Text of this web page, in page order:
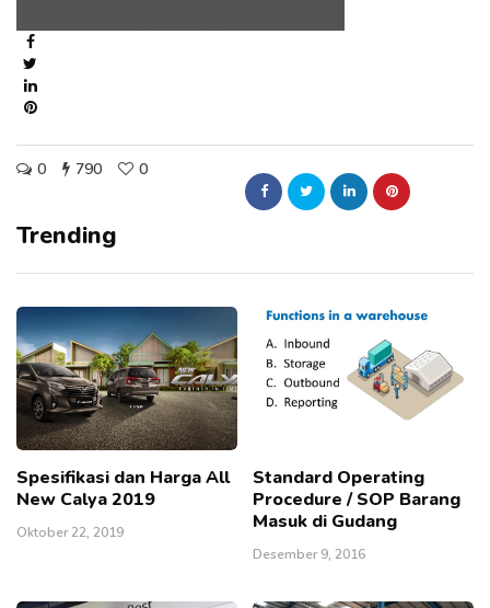
0 790 0
Trending
Spesifikasi dan Harga All
New Calya 2019
Oktober 22, 2019
Standard Operating
Procedure / SOP Barang
Masuk di Gudang
Desember 9, 2016